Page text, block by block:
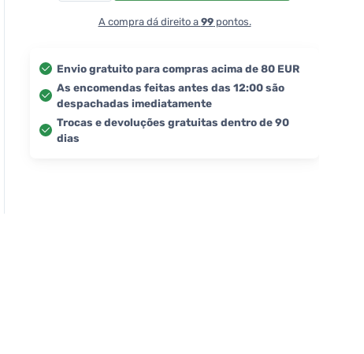
A compra dá direito a 99pontos.
Envio gratuito para compras acima de 80 EUR
As encomendas feitas antes das 12:00 são
despachadas imediatamente
Trocas e devoluções gratuitas dentro de 90
dias